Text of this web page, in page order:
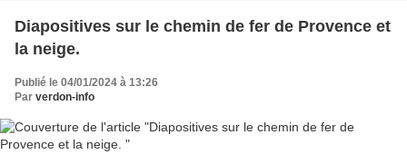
Diapositives sur le chemin de fer de Provence et
la neige.
Publié le 04/01/2024 à 13:26
Par verdon-info